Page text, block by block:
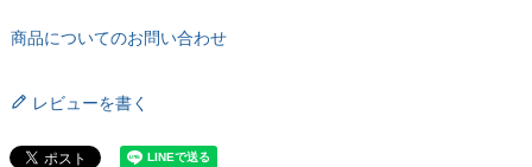
商品についてのお問い合わせ
レビューを書く